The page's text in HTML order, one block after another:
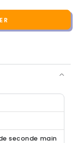
seconde main